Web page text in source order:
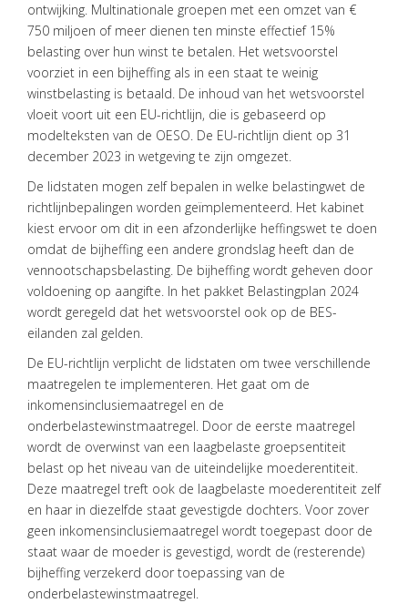
DIENSTEN
ONS
TEAM
ACTUEEL
VACATURES
ontwijking. Multinationale groepen met een omzet van €
750 miljoen of meer dienen ten minste effectief 15%
belasting over hun winst te betalen. Het wetsvoorstel
voorziet in een bijheffing als in een staat te weinig
winstbelasting is betaald. De inhoud van het wetsvoorstel
vloeit voort uit een EU-richtlijn, die is gebaseerd op
modelteksten van de OESO. De EU-richtlijn dient op 31
december 2023 in wetgeving te zijn omgezet.
De lidstaten mogen zelf bepalen in welke belastingwet de
richtlijnbepalingen worden geïmplementeerd. Het kabinet
kiest ervoor om dit in een afzonderlijke heffingswet te doen
omdat de bijheffing een andere grondslag heeft dan de
vennootschapsbelasting. De bijheffing wordt geheven door
voldoening op aangifte. In het pakket Belastingplan 2024
wordt geregeld dat het wetsvoorstel ook op de BES-
eilanden zal gelden.
De EU-richtlijn verplicht de lidstaten om twee verschillende
maatregelen te implementeren. Het gaat om de
inkomensinclusiemaatregel en de
onderbelastewinstmaatregel. Door de eerste maatregel
wordt de overwinst van een laagbelaste groepsentiteit
belast op het niveau van de uiteindelijke moederentiteit.
Deze maatregel treft ook de laagbelaste moederentiteit zelf
en haar in diezelfde staat gevestigde dochters. Voor zover
geen inkomensinclusiemaatregel wordt toegepast door de
staat waar de moeder is gevestigd, wordt de (resterende)
bijheffing verzekerd door toepassing van de
onderbelastewinstmaatregel.